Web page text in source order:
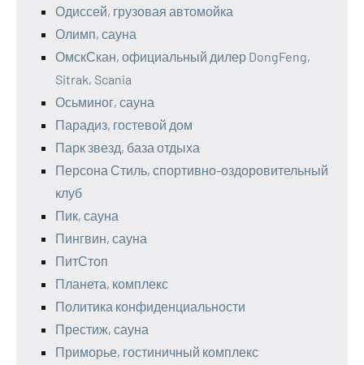
Одиссей, грузовая автомойка
Олимп, сауна
ОмскСкан, официальный дилер DongFeng,
Sitrak, Scania
Осьминог, сауна
Парадиз, гостевой дом
Парк звезд, база отдыха
Персона Стиль, спортивно-оздоровительный
клуб
Пик, сауна
Пингвин, сауна
ПитСтоп
Планета, комплекс
Политика конфиденциальности
Престиж, сауна
Приморье, гостиничный комплекс